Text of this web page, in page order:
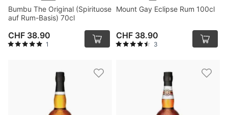
Bumbu The Original (Spirituose
auf Rum-Basis) 70cl
CHF 38.90
1
Mount Gay Eclipse Rum 100cl
CHF 38.90
3